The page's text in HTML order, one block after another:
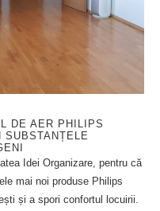
DE AER PHILIPS
Idei Organizare, pentru că
mai noi produse Philips
și a spori confortul locuirii.